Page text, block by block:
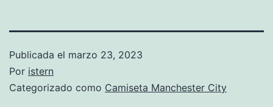
Publicada el marzo 23, 2023
Por istern
Categorizado como Camiseta Manchester City